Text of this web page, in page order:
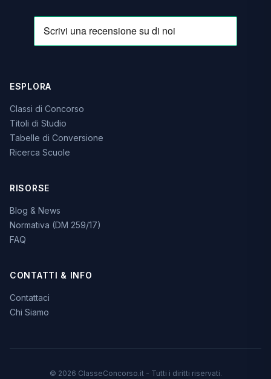
ESPLORA
Classi di Concorso
Titoli di Studio
Tabelle di Conversione
Ricerca Scuole
RISORSE
Blog & News
Normativa (DM 259/17)
FAQ
CONTATTI & INFO
Contattaci
Chi Siamo
© 2026 ClasseConcorso.it - Tutti i diritti riservati.